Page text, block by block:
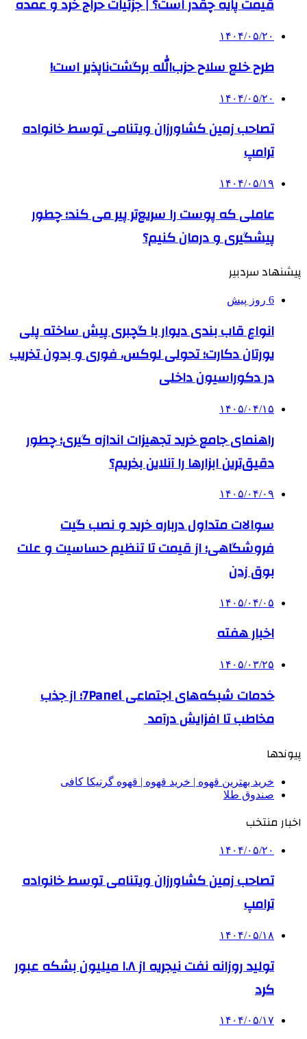
قیمت پایه چقدر است؟ | جزئیات حراج خرد و عمده
۱۴۰۴/۰۵/۲۰
طرح خلع سلاح حزب‌الله برگشت‌ناپذیر است!
۱۴۰۴/۰۵/۲۰
تصاحب زمین کشاورزان ویتنامی توسط خانواده
ترامپ
۱۴۰۴/۰۵/۱۹
عاملی که پوست را سریع‌تر پیر می کند؛ چطور
پیشگیری و درمان کنیم؟
پیشنهاد سردبیر
6 روز پیش
انواع قاب بندی دیوار با گچبری پیش ساخته پلی
یورتان دکارت؛ تحولی لوکس، فوری و بدون تخریب
در دکوراسیون داخلی
۱۴۰۵/۰۴/۱۵
راهنمای جامع خرید تجهیزات اندازه گیری؛ چطور
دقیق‌ترین ابزارها را آنلاین بخریم؟
۱۴۰۵/۰۴/۰۹
سوالات متداول درباره خرید و نصب گیت
فروشگاهی؛ از قیمت تا تنظیم حساسیت و علت
بوق زدن
۱۴۰۵/۰۴/۰۵
اخبار هفته
۱۴۰۵/۰۳/۲۵
خدمات شبکه‌های اجتماعی 7Panel؛ از جذب
مخاطب تا افزایش درآمد
پیوندها
خرید بهترین قهوه | خرید قهوه | قهوه گرنیکا کافی
صندوق طلا
اخبار منتخب
۱۴۰۴/۰۵/۲۰
تصاحب زمین کشاورزان ویتنامی توسط خانواده
ترامپ
۱۴۰۴/۰۵/۱۸
تولید روزانه نفت نیجریه از ۱.۸ میلیون بشکه عبور
کرد
۱۴۰۴/۰۵/۱۷